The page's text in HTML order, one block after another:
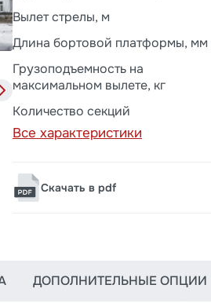
Вылет стрелы, м
Длина бортовой платформы, мм
Грузоподъемность на
максимальном вылете, кг
Количество секций
Все характеристики
Скачать в pdf
ДОПОЛНИТЕЛЬНЫЕ ОПЦИИ